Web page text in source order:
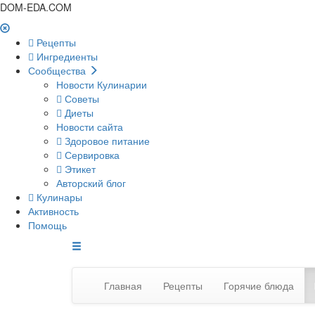
DOM-EDA.COM
Рецепты
Ингредиенты
Сообщества
Новости Кулинарии
Советы
Диеты
Новости сайта
Здоровое питание
Сервировка
Этикет
Авторский блог
Кулинары
Активность
Помощь
Главная Рецепты Горячие блюда